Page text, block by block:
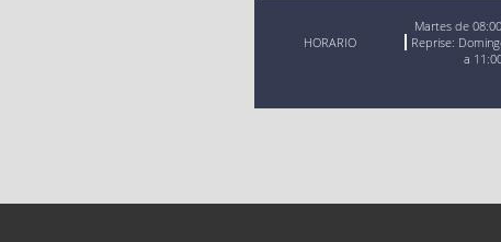
HORARIO
Martes de
Reprise:
a